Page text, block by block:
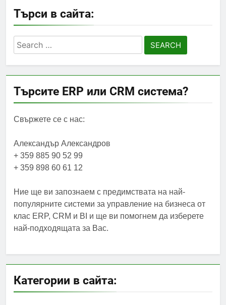
Търси в сайта:
Search
for:
Търсите ERP или CRM система?
Свържете се с нас:
Александър Александров
+ 359 885 90 52 99
+ 359 898 60 61 12
Ние ще ви запознаем с предимствата на най-
популярните системи за управление на бизнеса от
клас ERP, CRM и BI и ще ви помогнем да изберете
най-подходящата за Вас.
Категории в сайта: